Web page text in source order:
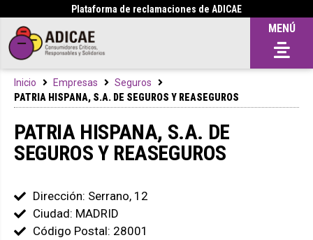
Plataforma de reclamaciones de ADICAE
MENÚ
Inicio Empresas
Seguros
PATRIA HISPANA, S.A. DE SEGUROS Y REASEGUROS
PATRIA HISPANA, S.A. DE
SEGUROS Y REASEGUROS
Dirección: Serrano, 12
Ciudad: MADRID
Código Postal: 28001